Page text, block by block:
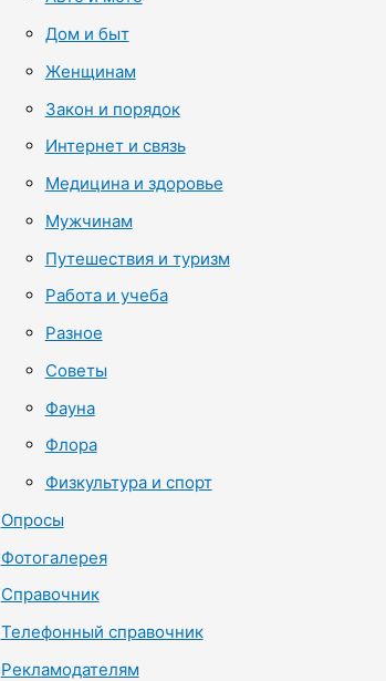
Дом и быт
Женщинам
Закон и порядок
Интернет и связь
Медицина и здоровье
Мужчинам
Путешествия и туризм
Работа и учеба
Разное
Советы
Фауна
Флора
Физкультура и спорт
Опросы
Фотогалерея
Справочник
Телефонный справочник
Рекламодателям